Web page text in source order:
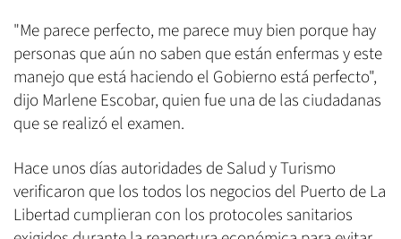
"Me parece perfecto, me parece muy bien porque hay
personas que aún no saben que están enfermas y este
manejo que está haciendo el Gobierno está perfecto",
dijo Marlene Escobar, quien fue una de las ciudadanas
que se realizó el examen.
Hace unos días autoridades de Salud y Turismo
verificaron que los todos los negocios del Puerto de La
Libertad cumplieran con los protocoles sanitarios